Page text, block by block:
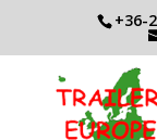
+36-